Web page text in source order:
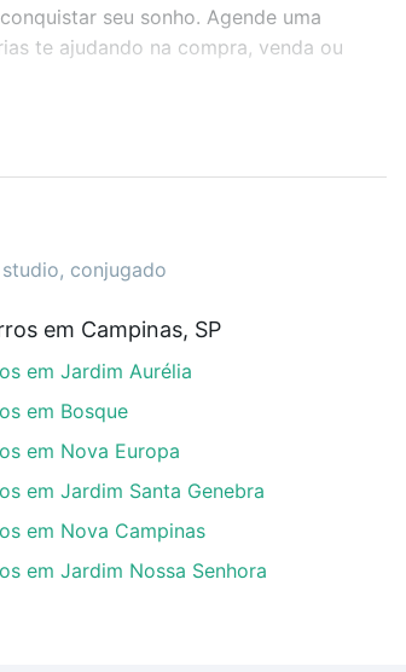
seu sonho. Agende uma
te ajudando na compra, venda ou
quantidade de quartos, suítes, com
festas ou área verde e encontrar
a partir de R$ 0 e com nossas
no processo de compra,
e conforto. Loft, com você
conjugado
em Campinas, SP
em Jardim Aurélia
em Bosque
em Nova Europa
em Jardim Santa Genebra
em Nova Campinas
em Jardim Nossa Senhora